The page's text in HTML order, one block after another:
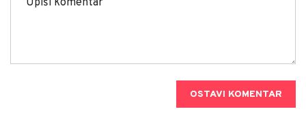
OSTAVI KOMENTAR